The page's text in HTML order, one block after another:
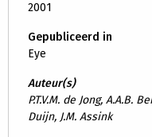
2001
Gepubliceerd in
Eye
Auteur(s)
P.T.V.M. de Jong, A.A.B.
Duijn, J.M. Assink